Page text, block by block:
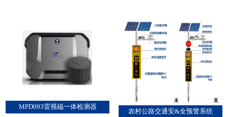
MPD093雷视磁一体检测器
农村公路交通安&全预警系统